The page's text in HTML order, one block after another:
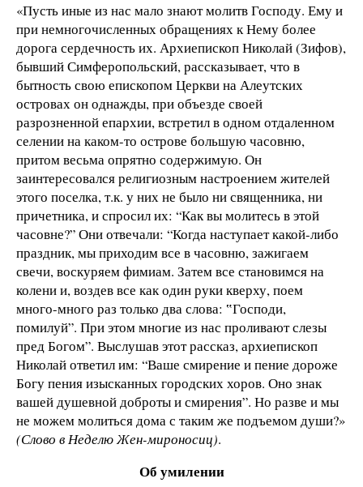
«Пусть иные из нас мало знают молитв Господу. Ему и
при немногочисленных обращениях к Нему более
дорога сердечность их. Архиепископ Николай (Зифов),
бывший Симферопольский, рассказывает, что в
бытность свою епископом Церкви на Алеутских
островах он однажды, при объезде своей
разрозненной епархии, встретил в одном отдаленном
селении на каком-то острове большую часовню,
притом весьма опрятно содержимую. Он
заинтересовался религиозным настроением жителей
этого поселка, т.к. у них не было ни священника, ни
причетника, и спросил их: “Как вы молитесь в этой
часовне?” Они отвечали: “Когда наступает какой-либо
праздник, мы приходим все в часовню, зажигаем
свечи, воскуряем фимиам. Затем все становимся на
колени и, воздев все как один руки кверху, поем
много-много раз только два слова: ‟Господи,
помилуй”. При этом многие из нас проливают слезы
пред Богом”. Выслушав этот рассказ, архиепископ
Николай ответил им: “Ваше смирение и пение дороже
Богу пения изысканных городских хоров. Оно знак
вашей душевной доброты и смирения”. Но разве и мы
не можем молиться дома с таким же подъемом души?»
(Слово в Неделю Жен-мироносиц).
Об умилении